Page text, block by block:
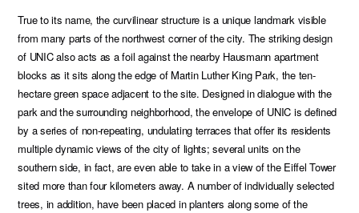
True to its name, the curvilinear structure is a unique landmark visible
from many parts of the northwest corner of the city. The striking design
of UNIC also acts as a foil against the nearby Hausmann apartment
blocks as it sits along the edge of Martin Luther King Park, the ten-
hectare green space adjacent to the site. Designed in dialogue with the
park and the surrounding neighborhood, the envelope of UNIC is defined
by a series of non-repeating, undulating terraces that offer its residents
multiple dynamic views of the city of lights; several units on the
southern side, in fact, are even able to take in a view of the Eiffel Tower
sited more than four kilometers away. A number of individually selected
trees, in addition, have been placed in planters along some of the